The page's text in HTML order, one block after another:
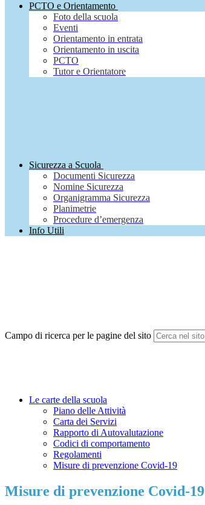
PCTO e Orientamento
Foto della scuola
Eventi
Orientamento in entrata
Orientamento in uscita
PCTO
Tutor e Orientatore
Sicurezza a Scuola
Documenti Sicurezza
Nomine Sicurezza
Organigramma Sicurezza
Planimetrie
Procedure d’emergenza
Info Utili
Campo di ricerca per le pagine del sito
Le carte della scuola
Piano delle Attività
Carta dei Servizi
Rapporto di Autovalutazione
Codici di comportamento
Regolamenti
Misure di prevenzione Covid-19
Misure di prevenzione Covid-19